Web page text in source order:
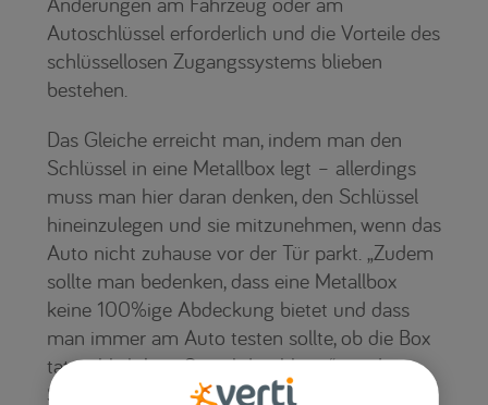
Autoschlüssel erforderlich und die Vorteile des
schlüssellosen Zugangssystems blieben
bestehen.
Das Gleiche erreicht man, indem man den
Schlüssel in eine Metallbox legt – allerdings
muss man hier daran denken, den Schlüssel
hineinzulegen und sie mitzunehmen, wenn das
Auto nicht zuhause vor der Tür parkt. „Zudem
sollte man bedenken, dass eine Metallbox
keine 100%ige Abdeckung bietet und dass
man immer am Auto testen sollte, ob die Box
tatsächlich kein Signal durchlässt“, rät der
Schlüssel-Experte.